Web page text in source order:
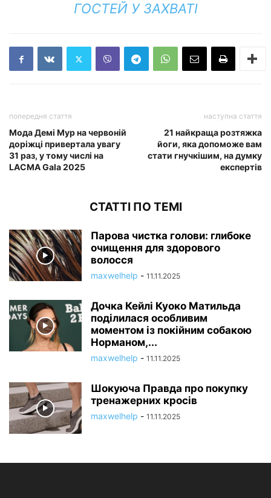
ГОСТЕЙ У ЗАХВАТІ
попередня стаття
Мода Демі Мур на червоній
доріжці привертала увагу
31 раз, у тому числі на
LACMA Gala 2025
наступна стаття
21 найкраща розтяжка
йоги, яка допоможе вам
стати гнучкішим, на думку
експертів
СТАТТІ ПО ТЕМІ
Парова чистка голови: глибоке
очищення для здорового
волосся
maxwelhelp - 11.11.2025
Дочка Кейлі Куоко Матильда
поділилася особливим
моментом із покійним собакою
Норманом,...
maxwelhelp - 11.11.2025
Шокуюча Правда про покупку
тренажерних кросів
maxwelhelp - 11.11.2025